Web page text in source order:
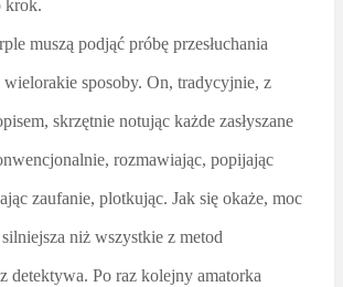
krok.
muszą podjąć próbę przesłuchania
sposoby. On, tradycyjnie, z
skrzętnie notując każde zasłyszane
rozmawiając, popijając
zaufanie, plotkując. Jak się okaże, moc
niż wszystkie z metod
detektywa. Po raz kolejny amatorka